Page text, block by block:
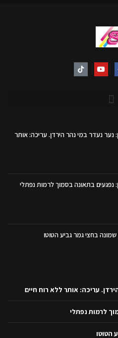
נער נעדר במי נהר הירדן. עריכה: אותר
נפגעים בתאונה בסמוך לרמות נפתלי
בחצי גמר גביע הטוטו
עריכה: אותר ללא רוח חיים
לרמות נפתלי
הטוטו